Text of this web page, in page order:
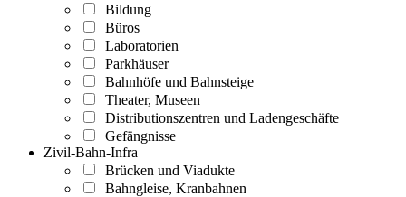
Bildung
Büros
Laboratorien
Parkhäuser
Bahnhöfe und Bahnsteige
Theater, Museen
Distributionszentren und Ladengeschäfte
Gefängnisse
Zivil-Bahn-Infra
Brücken und Viadukte
Bahngleise, Kranbahnen